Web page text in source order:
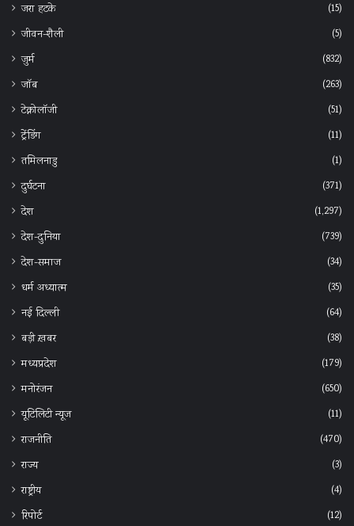
जरा हटके
(15)
जीवन-शैली
(5)
जुर्म
(832)
जॉब
(263)
टेक्नोलॉजी
(51)
ट्रेंडिंग
(11)
तमिलनाडु
(1)
दुर्घटना
(371)
देश
(1,297)
देश-दुनिया
(739)
देश-समाज
(34)
धर्म अध्यात्म
(35)
नई दिल्ली
(64)
बड़ी ख़बर
(38)
मध्यप्रदेश
(179)
मनोरंजन
(650)
यूटिलिटी न्यूज
(11)
राजनीति
(470)
राज्य
(3)
राष्ट्रीय
(4)
रिपोर्ट
(12)